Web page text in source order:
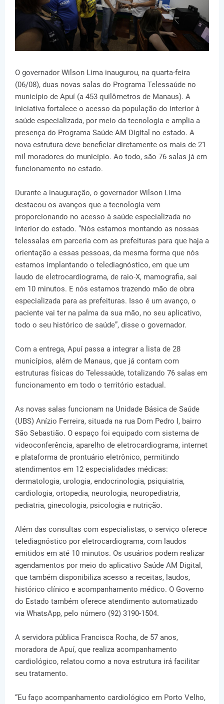
O governador Wilson Lima inaugurou, na quarta-feira
(06/08), duas novas salas do Programa Telessaúde no
município de Apuí (a 453 quilômetros de Manaus). A
iniciativa fortalece o acesso da população do interior à
saúde especializada, por meio da tecnologia e amplia a
presença do Programa Saúde AM Digital no estado. A
nova estrutura deve beneficiar diretamente os mais de 21
mil moradores do município. Ao todo, são 76 salas já em
funcionamento no estado.
Durante a inauguração, o governador Wilson Lima
destacou os avanços que a tecnologia vem
proporcionando no acesso à saúde especializada no
interior do estado. “Nós estamos montando as nossas
telessalas em parceria com as prefeituras para que haja a
orientação a essas pessoas, da mesma forma que nós
estamos implantando o telediagnóstico, em que um
laudo de eletrocardiograma, de raio-X, mamografia, sai
em 10 minutos. E nós estamos trazendo mão de obra
especializada para as prefeituras. Isso é um avanço, o
paciente vai ter na palma da sua mão, no seu aplicativo,
todo o seu histórico de saúde”, disse o governador.
Com a entrega, Apuí passa a integrar a lista de 28
municípios, além de Manaus, que já contam com
estruturas físicas do Telessaúde, totalizando 76 salas em
funcionamento em todo o território estadual.
As novas salas funcionam na Unidade Básica de Saúde
(UBS) Anízio Ferreira, situada na rua Dom Pedro I, bairro
São Sebastião. O espaço foi equipado com sistema de
videoconferência, aparelho de eletrocardiograma, internet
e plataforma de prontuário eletrônico, permitindo
atendimentos em 12 especialidades médicas:
dermatologia, urologia, endocrinologia, psiquiatria,
cardiologia, ortopedia, neurologia, neuropediatria,
pediatria, ginecologia, psicologia e nutrição.
Além das consultas com especialistas, o serviço oferece
telediagnóstico por eletrocardiograma, com laudos
emitidos em até 10 minutos. Os usuários podem realizar
agendamentos por meio do aplicativo Saúde AM Digital,
que também disponibiliza acesso a receitas, laudos,
histórico clínico e acompanhamento médico. O Governo
do Estado também oferece atendimento automatizado
via WhatsApp, pelo número (92) 3190-1504.
A servidora pública Francisca Rocha, de 57 anos,
moradora de Apuí, que realiza acompanhamento
cardiológico, relatou como a nova estrutura irá facilitar
seu tratamento.
“Eu faço acompanhamento cardiológico em Porto Velho,